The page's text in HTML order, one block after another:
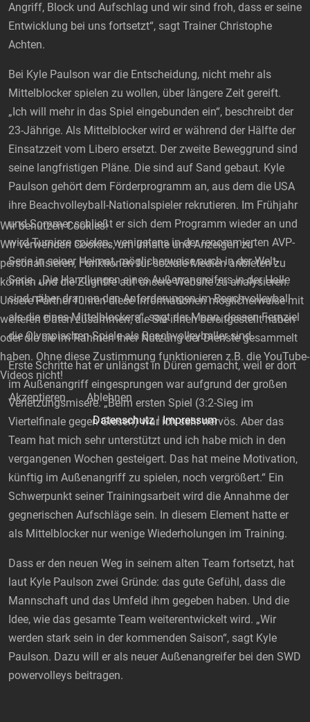
Angriff, Block und Aufschlag und wir sind froh, dass er seine
Entwicklung bei uns fortsetzt“, sagt Trainer Christophe
Achten.
Bei Kyle Paulson war die Entscheidung, nicht mehr als
Mittelblocker spielen zu wollen, über längere Zeit gereift.
„Ich will mehr in das Spiel eingebunden ein“, beschreibt der
23-Jährige. Als Mittelblocker wird er während der Hälfte der
Einsatzzeit vom Libero ersetzt. Der zweite Beweggrund sind
seine langfristigen Pläne. Die sind auf Sand gebaut. Kyle
Paulson gehört dem Förderprogramm an, aus dem die USA
ihre Beachvolleyball-Nationalspieler rekrutieren. Im Frühjahr
und Sommer schließt er sich dem Programm wieder an und
wird Turniere spielen, wenigstens in der renommierten AVP-
Serie in seiner Heimat, möglicherweise auch in der Welt-
Serie. „Die Handlungen eines Außenangreifers in der Halle
sind näher dran an den Anforderungen im Beachvolleyball
als die eines Mittelblockers“, sagt der Mann, dessen Fernziel
die Olympischen Spiele als Beachvolleyballer sind.
Erste Schritte hat er unlängst in Düren gemacht, weil er dort
im Außenangriff eingesprungen war aufgrund der großen
Verletzungsmisere. „Beim ersten Spiel (3:2-Sieg im
Viertelfinale gegen Giesen) war ich sehr nervös. Aber das
Team hat mich sehr unterstützt und ich habe mich in den
vergangenen Wochen gesteigert. Das hat meine Motivation,
künftig im Außenangriff zu spielen, noch vergrößert.“ Ein
Schwerpunkt seiner Trainingsarbeit wird die Annahme der
gegnerischen Aufschläge sein. In diesem Element hatte er
als Mittelblocker nur wenige Wiederholungen im Training.
Dass er den neuen Weg in seinem alten Team fortsetzt, hat
laut Kyle Paulson zwei Gründe: das gute Gefühl, dass die
Mannschaft und das Umfeld ihm gegeben haben. Und die
Idee, wie das gesamte Team weiterentwickelt wird. „Wir
werden stark sein in der kommenden Saison“, sagt Kyle
Paulson. Dazu will er als neuer Außenangreifer bei den SWD
powervolleys beitragen.
Wir benutzen Cookies!
Wir verwenden Cookies, um Inhalte und Anzeigen zu
personalisieren, Funktionen für soziale Medien anbieten zu
können und die Zugriffe auf unsere Website zu analysieren.
Unsere Partner führen diese Informationen möglicherweise mit
weiteren Daten zusammen, die Sie ihnen bereitgestellt haben
oder die sie im Rahmen Ihrer Nutzung der Dienste gesammelt
haben. Ohne diese Zustimmung funktionieren z.B. die YouTube-
Videos nicht!
Akzeptieren
Ablehnen
Datenschutz| Impressum